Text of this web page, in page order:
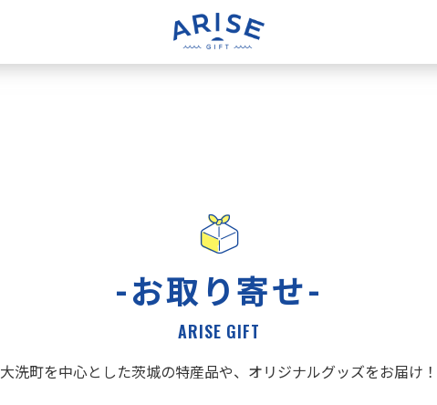
-お取り寄せ-
ARISE GIFT
大洗町を中心とした茨城の特産品や、オリジナルグッズをお届け！